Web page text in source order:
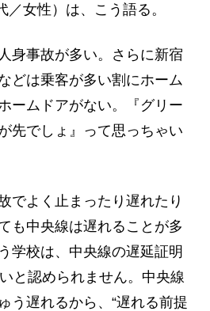
女性）は、こう語る。
身事故が多い。さらに新宿
どは乗客が多い割にホーム
ームドアがない。『グリー
先でしょ』って思っちゃい
でよく止まったり遅れたり
も中央線は遅れることが多
学校は、中央線の遅延証明
と認められません。中央線
う遅れるから、“遅れる前提